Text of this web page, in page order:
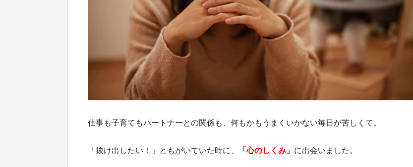
仕事も子育てもパートナーとの関係も、何もかもうまくいかない毎日が苦しくて。
「抜け出したい！」ともがいていた時に、 「心のしくみ」 に出会いました。